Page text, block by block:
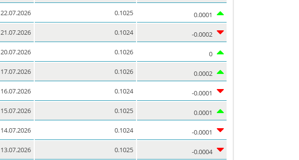
22.07.2026 0.1025 0.0001
21.07.2026 0.1024 -0.0002
20.07.2026 0.1026 0
17.07.2026 0.1026 0.0002
16.07.2026 0.1024 -0.0001
15.07.2026 0.1025 0.0001
14.07.2026 0.1024 -0.0001
13.07.2026 0.1025 -0.0004